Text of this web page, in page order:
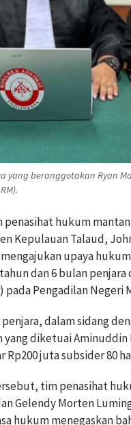
beranggotakan Ryan
penasihat hukum
Kepulauan Talaud,
upaya
dan 6 bulan
Pengadilan Negeri
dalam sidang
diketuai Aminuddin
Rp200 juta subsider 80
tim penasihat
Gelendy Morten
hukum menegaskan